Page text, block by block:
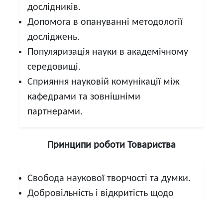
дослідників.
Допомога в опануванні методології
досліджень.
Популяризація науки в академічному
середовищі.
Сприяння науковій комунікації між
кафедрами та зовнішніми
партнерами.
Принципи роботи Товариства
Свобода наукової творчості та думки.
Добровільність і відкритість щодо